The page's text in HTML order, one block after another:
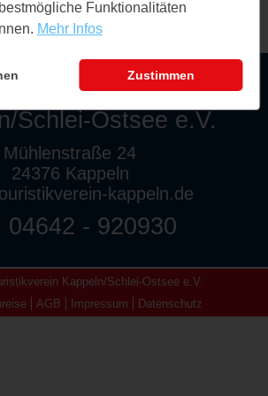
Touristikverein
Schlei-Ostsee e.V.
Mühlenstraße 24
24376 Kappeln
kappeln.de
04642 - 920930
Kappeln/Schlei-Ostsee e.V.
AGB Impressum Datenschutz
Funktionalitäten
Mehr Infos
Zustimmen